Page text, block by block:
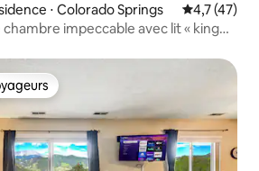
⋅ Colorado Springs Évaluation
4,7 (47)
impeccable avec lit « king
les plus appréciés